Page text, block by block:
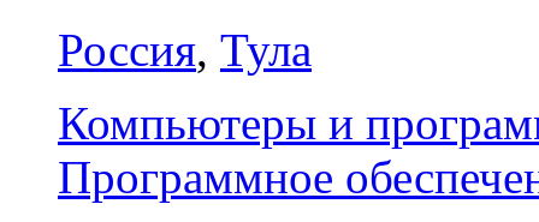
Россия, Тула
Компьютеры и
Программное